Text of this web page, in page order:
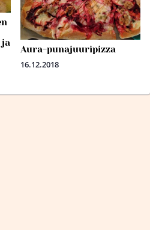
Aura-punajuuripizza
16.12.2018